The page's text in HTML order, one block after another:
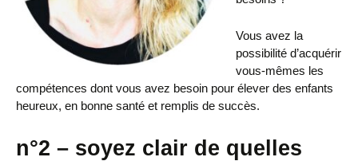
Vous avez la
possibilité d’acquérir
vous-mêmes les
compétences dont vous avez besoin pour élever des enfants
heureux, en bonne santé et remplis de succès.
n°2 – soyez clair de quelles